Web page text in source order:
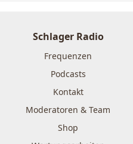
Schlager Radio
Frequenzen
Podcasts
Kontakt
Moderatoren & Team
Shop